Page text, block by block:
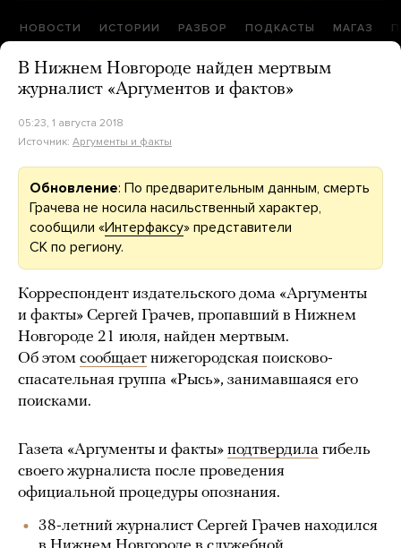
НОВОСТИ ИСТОРИИ РАЗБОР ПОДКАСТЫ МАГАЗ
В Нижнем Новгороде найден мертвым
журналист «Аргументов и фактов»
05:23, 1 августа 2018
Источник: Аргументы и факты
Обновление: По предварительным данным, смерть
Грачева не носила насильственный характер,
сообщили «Интерфаксу» представители
СК по региону.
Корреспондент издательского дома «Аргументы
и факты» Сергей Грачев, пропавший в Нижнем
Новгороде 21 июля, найден мертвым.
Об этом сообщает нижегородская поисково-
спасательная группа «Рысь», занимавшаяся его
поисками.
Газета «Аргументы и факты» подтвердила гибель
своего журналиста после проведения
официальной процедуры опознания.
38-летний журналист Сергей Грачев находился